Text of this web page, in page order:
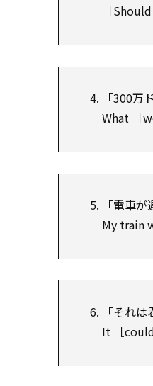
［
「300万
What ［
「電車
My train
「それ
It ［